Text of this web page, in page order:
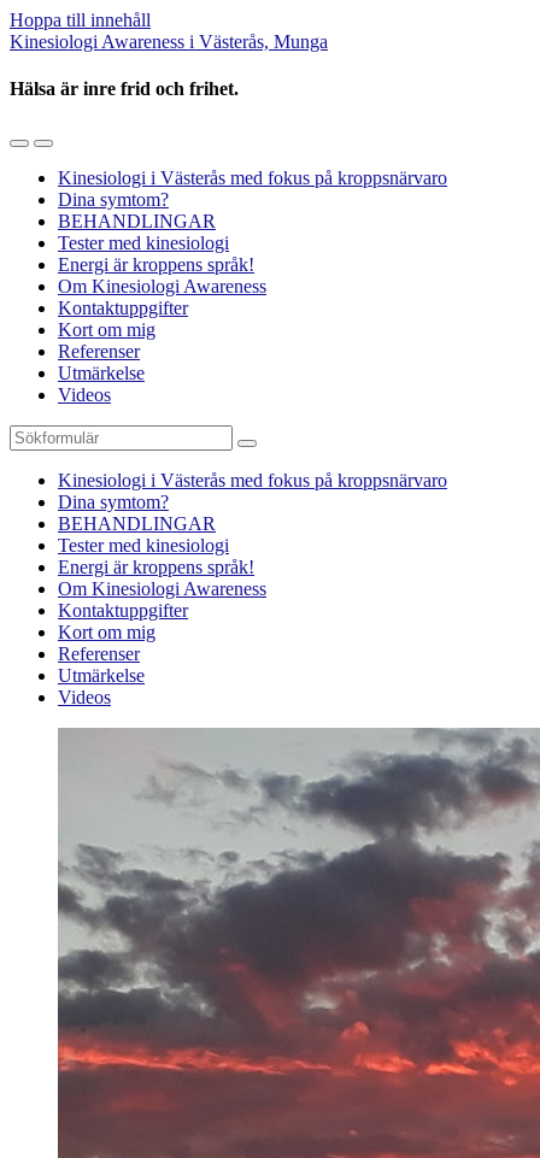
Hoppa till innehåll
Kinesiologi Awareness i Västerås, Munga
Hälsa är inre frid och frihet.
Slå
mobilmenyn
Slå
på/av
sökfältet
Kinesiologi i Västerås med fokus på kroppsnärvaro
Dina symtom?
BEHANDLINGAR
Tester med kinesiologi
Energi är kroppens språk!
Om Kinesiologi Awareness
Kontaktuppgifter
Kort om mig
Referenser
Utmärkelse
Videos
Sök
Kinesiologi i Västerås med fokus på kroppsnärvaro
Dina symtom?
BEHANDLINGAR
Tester med kinesiologi
Energi är kroppens språk!
Om Kinesiologi Awareness
Kontaktuppgifter
Kort om mig
Referenser
Utmärkelse
Videos